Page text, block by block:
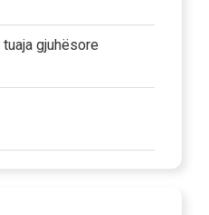
gjuhësore